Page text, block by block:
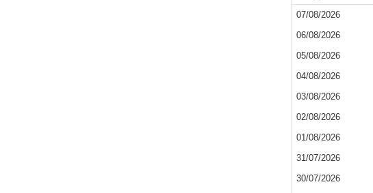
07/08/2026
06/08/2026
05/08/2026
04/08/2026
03/08/2026
02/08/2026
01/08/2026
31/07/2026
30/07/2026